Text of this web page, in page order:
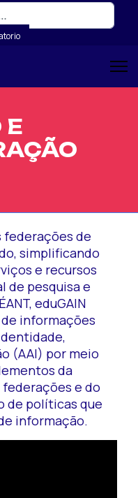
E
federações de
simplificando
e recursos
de pesquisa e
eduGAIN
informações
(AAI) por meio
da
e do
de políticas que
informação.